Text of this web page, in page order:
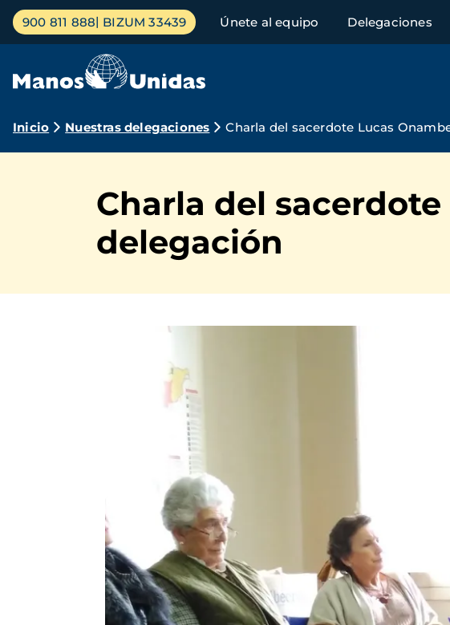
Pasar
contenido
Menú
principal
900 811 888 BIZUM 33439 Únete al equipo Delegaciones
Ruta
navegación
Inicio Nuestras delegaciones Charla del sacerdote Lucas
Charla del
delegación